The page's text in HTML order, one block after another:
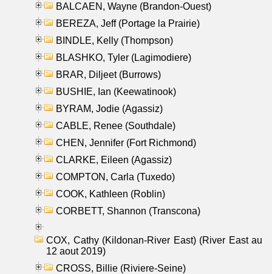
BALCAEN, Wayne (Brandon-Ouest)
BEREZA, Jeff (Portage la Prairie)
BINDLE, Kelly (Thompson)
BLASHKO, Tyler (Lagimodiere)
BRAR, Diljeet (Burrows)
BUSHIE, Ian (Keewatinook)
BYRAM, Jodie (Agassiz)
CABLE, Renee (Southdale)
CHEN, Jennifer (Fort Richmond)
CLARKE, Eileen (Agassiz)
COMPTON, Carla (Tuxedo)
COOK, Kathleen (Roblin)
CORBETT, Shannon (Transcona)
COX, Cathy (Kildonan-River East) (River East au
12 aout 2019)
CROSS, Billie (Riviere-Seine)